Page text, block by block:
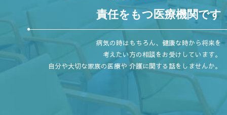
責任をもつ医療機関です
病気の時はもちろん、健康な時から将来を
考えたい方の相談をお受けしています。
自分や大切な家族の医療や 介護に関する話をしませんか。